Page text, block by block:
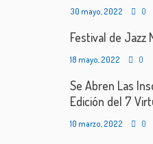
30 mayo, 2022 0
Festival de Jazz
18 mayo, 2022 0
Se Abren Las
Edición del 7
10 marzo, 2022 0